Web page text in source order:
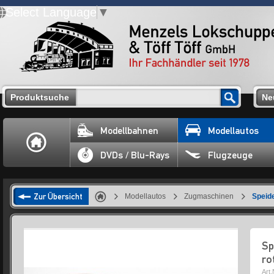
Select Language ▼
Produktsuche
Modellbahnen Modellautos
DVDs / Blu-Rays Flugzeuge
Zur Übersicht Modellautos Zugmaschinen